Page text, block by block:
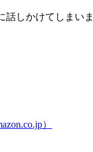
話しかけてしまい
）